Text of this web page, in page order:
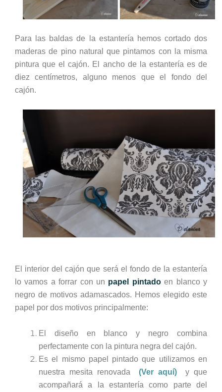
Para las baldas de la estantería hemos cortado dos
maderas de pino natural que pintamos con la misma
pintura que el cajón. El ancho de la estantería es de
diez centímetros, alguno menos que el fondo del
cajón.
El interior del cajón que será el fondo de la estantería
lo vamos a forrar con un papel pintadoen blanco y
negro de motivos adamascados. Hemos elegido este
papel por dos motivos principalmente:
El diseño en blanco y negro combina
perfectamente con la pintura negra del cajón.
Es el mismo papel pintado que utilizamos en
nuestra mesita renovada (Ver aquí)y que
acompañará a la estantería como parte del